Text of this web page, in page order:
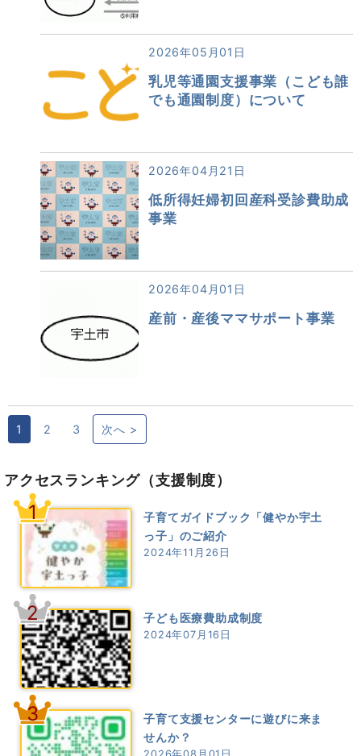
2026年05月01日
乳児等通園支援事業（こども誰
でも通園制度）について
2026年04月21日
低所得妊婦初回産科受診費助成
事業
2026年04月01日
産前・産後ママサポート事業
1 2 3 次へ >
アクセスランキング （支援制度）
1
子育てガイドブック「健やか宇土
っ子」のご紹介
2024年11月26日
2 子ども医療費助成制度
2024年07月16日
3
子育て支援センターに遊びに来ま
せんか？